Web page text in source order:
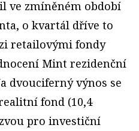
ve zmíněném období
o kvartál dříve to
retailovými fondy
Mint rezidenční
dvouciferný výnos se
fond (10,4
pro investiční